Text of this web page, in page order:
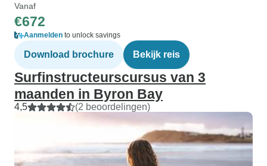
Vanaf
€672
Aanmelden to unlock savings
Download brochure Bekijk reis
Surfinstructeurscursus van 3
maanden in Byron Bay
4,5 (2 beoordelingen)